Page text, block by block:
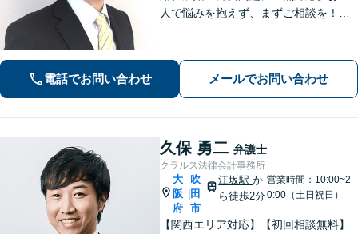
人で悩みを抱えず、まずご相談を！き
します。当日・夜間・電話相談可能で
す。【法テラス利用可】【WEB面談
可】
電話でお問い合わせ メールでお問い合わせ
久保 勇二 弁護士
クラルス法律会計事務所
大
阪
府
吹
田
市
江坂駅か
ら徒歩2分
営業時間：10:00~2
0:00（土日祝日）
【関西エリア対応】【初回相談無料】